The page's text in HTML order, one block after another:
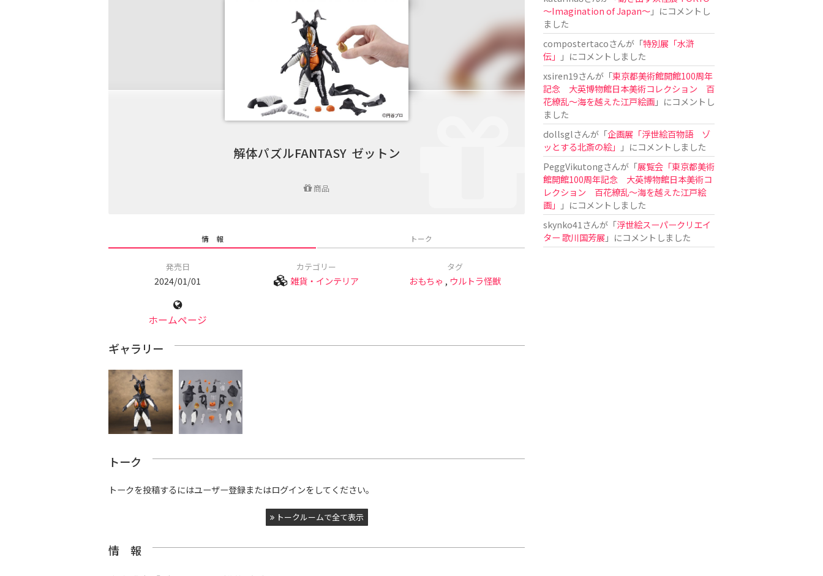
解体パズルFANTASY ゼットン
商品
情 報 トーク
発売日
2024/01/01
カテゴリー
雑貨・インテリア
タグ
おもちゃ , ウルトラ怪獣
ホームページ
ギャラリー
トーク
トークを投稿するにはユーザー登録またはログインをしてください。
トークルームで全て表示
情 報
〜Imagination of Japan〜」にコメントし
ました
compostertacoさんが「特別展「水滸
伝」
」にコメントしました
xsiren19さんが「東京都美術館開館100周年
記念 大英博物館日本美術コレクション 百
花繚乱～海を越えた江戸絵画」にコメントし
ました
dollsglさんが「企画展「浮世絵百物語 ゾ
ッとする北斎の絵」
」にコメントしました
PeggVikutongさんが「展覧会「東京都美術
館開館100周年記念 大英博物館日本美術コ
レクション 百花繚乱〜海を越えた江戸絵
画」
」にコメントしました
skynko41 さんが「浮世絵スーパークリエイ
ター 歌川国芳展 」にコメントしました